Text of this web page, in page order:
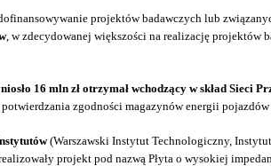
projektów badawczych lub
, w zdecydowanej większości na realizację projektów
16 mln zł otrzymał wchodzący w skład Sieci
zgodności magazynów energii
(Warszawski Instytut Technologiczny,
projekt pod nazwą Płyta o wysokiej